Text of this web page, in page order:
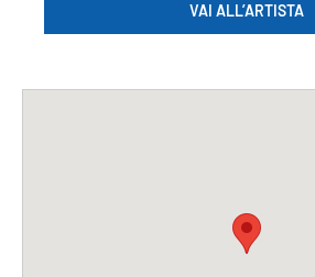
VAI ALL’ARTISTA